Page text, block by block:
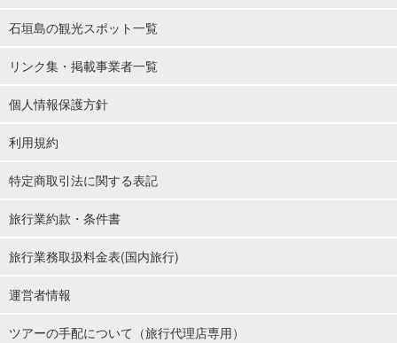
石垣島の観光スポット一覧
リンク集・掲載事業者一覧
個人情報保護方針
利用規約
特定商取引法に関する表記
旅行業約款・条件書
旅行業務取扱料金表(国内旅行)
運営者情報
ツアーの手配について（旅行代理店専用）